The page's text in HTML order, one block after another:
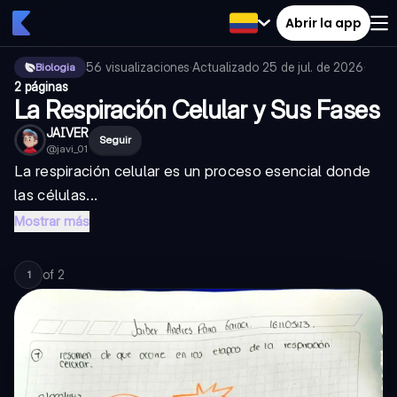
Abrir la app
Biologia 56 visualizaciones·Actualizado 25 de jul. de 2026·
2 páginas
La Respiración Celular y Sus Fases
JAIVER
@javi_01
Seguir
La respiración celular es un proceso esencial donde
las células...
Mostrar más
1 of 2